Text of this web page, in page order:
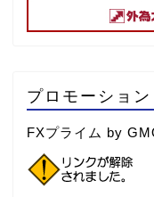
プロモーション
FXプライム by